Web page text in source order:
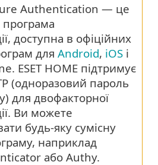
Authentication — це
доступна в офіційних
для Android, iOS і
ESET HOME підтримує
(одноразовий пароль
для двофакторної
Ви можете
будь-яку сумісну
наприклад
або Authy.